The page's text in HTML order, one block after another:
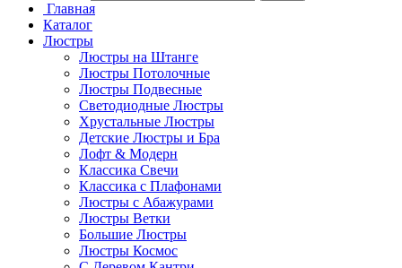
Главная
Каталог
Люстры
Люстры на Штанге
Люстры Потолочные
Люстры Подвесные
Светодиодные Люстры
Хрустальные Люстры
Детские Люстры и Бра
Лофт & Модерн
Классика Свечи
Классика с Плафонами
Люстры с Абажурами
Люстры Ветки
Большие Люстры
Люстры Космос